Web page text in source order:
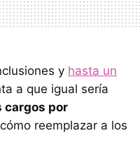
y hasta un
a que igual sería
cargos por
reemplazar a los